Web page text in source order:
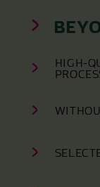
HIGH-